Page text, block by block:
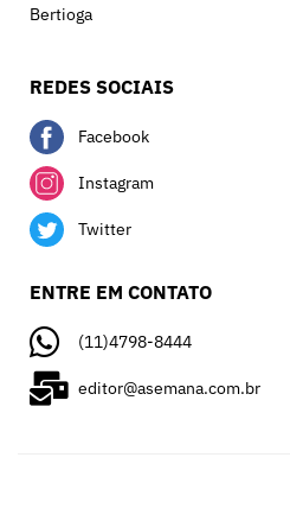
Bertioga
REDES SOCIAIS
Facebook
Instagram
Twitter
ENTRE EM CONTATO
(11)4798-8444
editor@asemana.com.br